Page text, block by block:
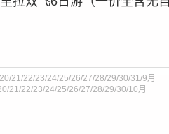
21/22/23/24/25/26/27/28/29/30/31/9月
21/22/23/24/25/26/27/28/29/30/10月